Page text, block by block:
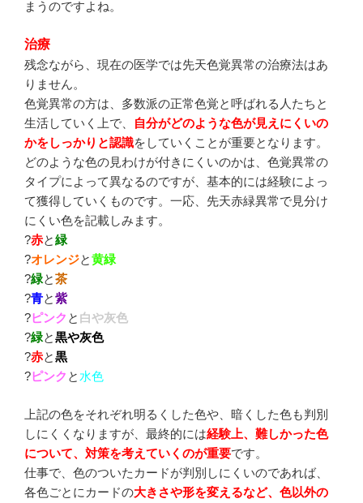
まうのですよね。
治療
残念ながら、現在の医学では先天色覚異常の治療法はあ
りません。
色覚異常の方は、多数派の正常色覚と呼ばれる人たちと
生活していく上で、
自分がどのような色が見えにくいの
かをしっかりと認識をしていくことが重要となります。
どのような色の見わけが付きにくいのかは、色覚異常の
タイプによって異なるのですが、基本的には経験によっ
て獲得していくものです。一応、先天赤緑異常で見分け
にくい色を記載しみます。
?赤と緑
?オレンジと黄緑
?緑と茶
?青と紫
?ピンク と 白や灰色
?緑と黒や灰色
?赤と黒
?ピンク と 水色
上記の色をそれぞれ明るくした色や、暗くした色も判別
しにくくなりますが、最終的には経験上、難しかった色
について、対策を考えていくのが重要です。
仕事で、色のついたカードが判別しにくいのであれば、
各色ごとにカードの大きさや形を変えるなど、色以外の